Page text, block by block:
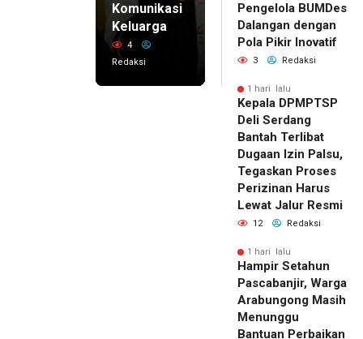
Komunikasi
Keluarga
4
Redaksi
Pengelola BUMDes
Dalangan dengan
Pola Pikir Inovatif
3 Redaksi
1 hari lalu
Kepala DPMPTSP
Deli Serdang
Bantah Terlibat
Dugaan Izin Palsu,
Tegaskan Proses
Perizinan Harus
Lewat Jalur Resmi
12 Redaksi
1 hari lalu
Hampir Setahun
Pascabanjir, Warga
Arabungong Masih
Menunggu
Bantuan Perbaikan